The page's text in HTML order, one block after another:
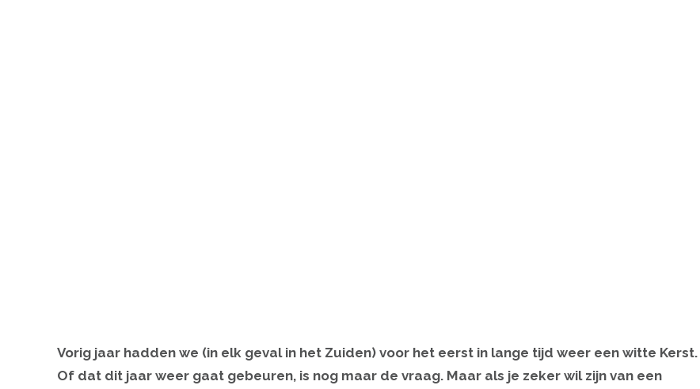
Vorig jaar hadden we (in elk geval in het Zuiden) voor het eerst in lange tijd weer een witte Kerst.
Of dat dit jaar weer gaat gebeuren, is nog maar de vraag. Maar als je zeker wil zijn van een